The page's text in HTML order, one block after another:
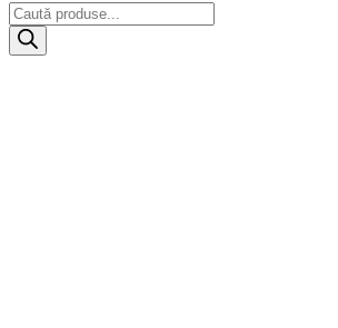
Products
search